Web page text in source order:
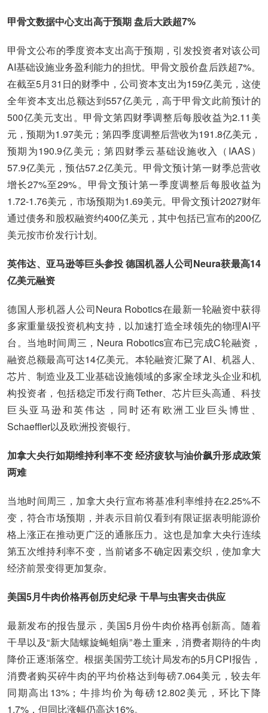
甲骨文数据中心支出高于预期 盘后大跌超7%
甲骨文公布的季度资本支出高于预期，引发投资者对该公司
AI基础设施业务盈利能力的担忧。甲骨文股价盘后跌超7%。
在截至5月31日的财季中，公司资本支出为159亿美元，这使
全年资本支出总额达到557亿美元，高于甲骨文此前预计的
500亿美元支出。甲骨文第四财季调整后每股收益为2.11美
元，预期为1.97美元；第四季度调整后营收为191.8亿美元，
预期为190.9亿美元；第四财季云基础设施收入（IAAS）
57.9亿美元，预估57.2亿美元。甲骨文预计第一财季总营收
增长27%至29%。甲骨文预计第一季度调整后每股收益为
1.72-1.76美元，市场预期为1.69美元。甲骨文预计2027财年
通过债务和股权融资约400亿美元，其中包括已宣布的200亿
美元按市价发行计划。
英伟达、亚马逊等巨头参投 德国机器人公司Neura获最高14
亿美元融资
德国人形机器人公司Neura Robotics在最新一轮融资中获得
多家重量级投资机构支持，以加速打造全球领先的物理AI平
台。当地时间周三，Neura Robotics宣布已完成C轮融资，
融资总额最高可达14亿美元。本轮融资汇聚了AI、机器人、
芯片、制造业及工业基础设施领域的多家全球龙头企业和机
构投资者，包括稳定币发行商Tether、芯片巨头高通、科技
巨头亚马逊和英伟达，同时还有欧洲工业巨头博世、
Schaeffler以及欧洲投资银行。
加拿大央行如期维持利率不变 经济疲软与油价飙升形成政策
两难
当地时间周三，加拿大央行宣布将基准利率维持在2.25%不
变，符合市场预期，并表示目前仅看到有限证据表明能源价
格上涨正在推动更广泛的通胀压力。这也是加拿大央行连续
第五次维持利率不变，当前诸多不确定因素交织，使加拿大
经济前景变得更加复杂。
美国5月牛肉价格再创历史纪录 干旱与虫害夹击供应
最新发布的报告显示，美国5月份牛肉价格再创新高。随着
干旱以及“新大陆螺旋蝇蛆病”卷土重来，消费者期待的牛肉
降价正逐渐落空。根据美国劳工统计局发布的5月CPI报告，
消费者购买碎牛肉的平均价格达到每磅7.064美元，较去年
同期高出13%；牛排均价为每磅12.802美元，环比下降
1.7%，但同比涨幅仍高达16%。